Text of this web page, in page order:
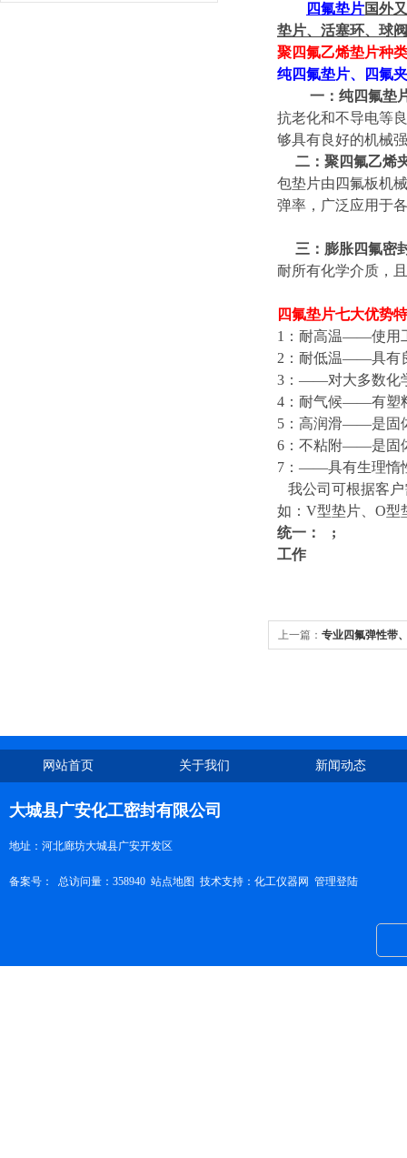
四氟垫片国外
垫片、活塞环、球
聚四氟乙烯垫片种
纯四氟垫片、四氟
一：纯四氟垫
抗老化和不导电等
够具有良好的机
二：聚四氟乙烯
包垫片由四氟板机
弹率，广泛应用于
三：膨胀四氟密
耐所有化学介质，
四氟垫片七大优势
1：耐高温——使用
2：耐低温——具有
3：——对大多数化
4：耐气候——有塑
5：高润滑——是固
6：不粘附——是固
7：——具有生理惰
我公司可根据客户
如：V型垫片、O型
统一： ;
工作
上一篇： 专业四氟弹性带
网站首页 关于我们 新闻动态
大城县广安化工密封有限公司
地址：河北廊坊大城县广安开发区
备案号： 总访问量：358940 站点地图 技术支持： 化工仪器网 管理登陆